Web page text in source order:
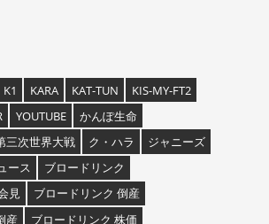
K1 KARA KAT-TUN
KIS-MY-FT2
YOUTUBE
かんぽ生命
三次世界大戦
ク・ハラ
ジャニーズ
ース
ブロードリンク
見
ブロードリンク 倒産
産
ブロードリンク 株価